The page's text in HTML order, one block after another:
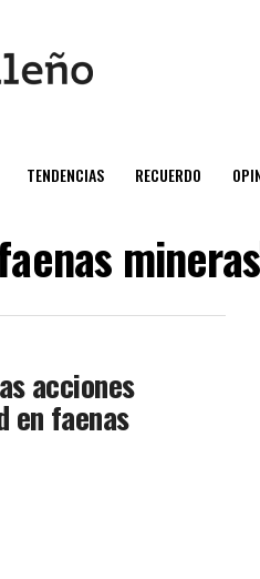
TENDENCIAS RECUERDO
acciones
en faenas